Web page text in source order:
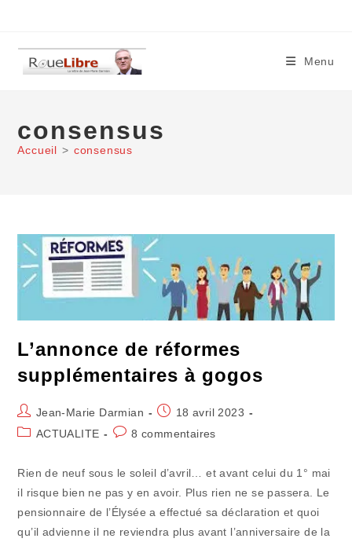
content
Menu
consensus
Accueil > consensus
L’annonce de réformes
supplémentaires à gogos
Auteur/autrice
de
Jean-Marie Darmian
Publication
publiée :
18 avril 2023
PostACTUALITE
Commentaires
8 commentaires
Rien de neuf sous le soleil d’avril… et avant celui du 1° mai
il risque bien ne pas y en avoir. Plus rien ne se passera. Le
pensionnaire de l’Élysée a effectué sa déclaration et quoi
qu’il advienne il ne reviendra plus avant l’anniversaire de la